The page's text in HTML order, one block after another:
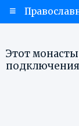
Этот
подключения